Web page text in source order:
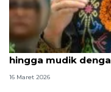
Politik, dari wacana
hingga mudik
16 Maret 2026